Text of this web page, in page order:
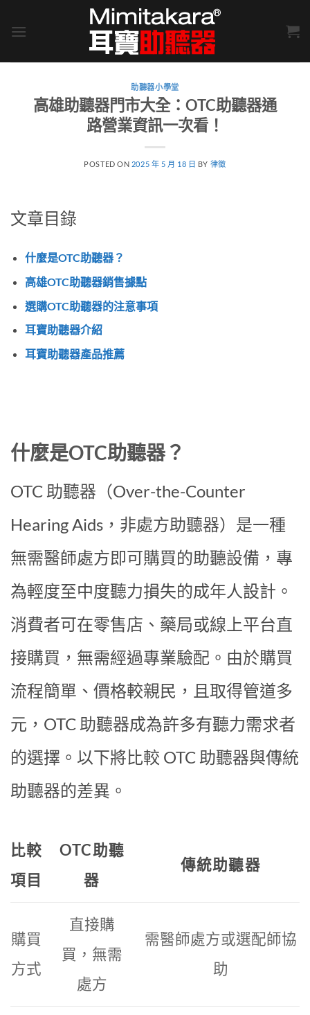
助聽器小學堂
高雄助聽器門市大全：OTC助聽器通
路營業資訊一次看！
POSTED ON 2025 年 5 月 18 日 BY 律徵
文章目錄
什麼是OTC助聽器？
高雄OTC助聽器銷售據點
選購OTC助聽器的注意事項
耳寶助聽器介紹
耳寶助聽器產品推薦
什麼是OTC助聽器？
OTC 助聽器（Over-the-Counter
Hearing Aids，非處方助聽器）是一種
無需醫師處方即可購買的助聽設備，專
為輕度至中度聽力損失的成年人設計。
消費者可在零售店、藥局或線上平台直
接購買，無需經過專業驗配。由於購買
流程簡單、價格較親民，且取得管道多
元，OTC 助聽器成為許多有聽力需求者
的選擇。以下將比較 OTC 助聽器與傳統
助聽器的差異。
比較
項目
OTC助聽
器
傳統助聽器
購買
方式
直接購
買，無需
處方
需醫師處方或選配師協
助